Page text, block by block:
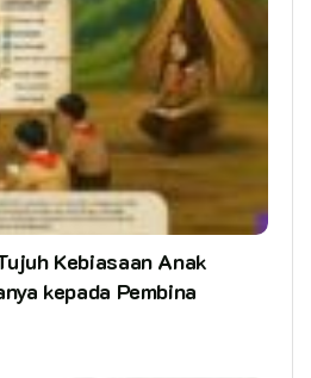
Kebiasaan Anak
kepada Pembina